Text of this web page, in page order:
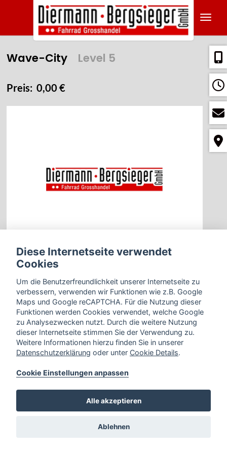
Wave-City Level 5
Preis: 0,00 €
Zurück
Diese Internetseite verwendet
Cookies
Um die Benutzerfreundlichkeit unserer Internetseite zu
verbessern, verwenden wir Funktionen wie z.B. Google
Maps und Google reCAPTCHA. Für die Nutzung dieser
Funktionen werden Cookies verwendet, welche Google
zu Analysezwecken nutzt. Durch die weitere Nutzung
dieser Internetseite stimmen Sie der Verwendung zu.
Weitere Informationen hierzu finden Sie in unserer
Datenschutzerklärung oder unter Cookie Details.
Cookie Einstellungen anpassen
Alle akzeptieren
Ablehnen